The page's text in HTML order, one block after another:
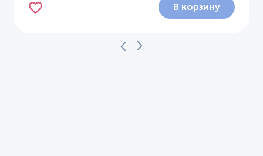
В корзину